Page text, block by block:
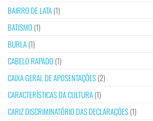
BAIRRO DE LATA(1)
BATISMO (1)
BURLA(1)
CABELO RAPADO (1)
CAIXA GERAL DE APOSENTAÇÕES(2)
CARACTERÍSTICAS DA CULTURA(1)
CARIZ DISCRIMINATÓRIO DAS DECLARAÇÕES(1)